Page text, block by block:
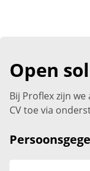
Open
Bij Proflex zijn
CV toe via